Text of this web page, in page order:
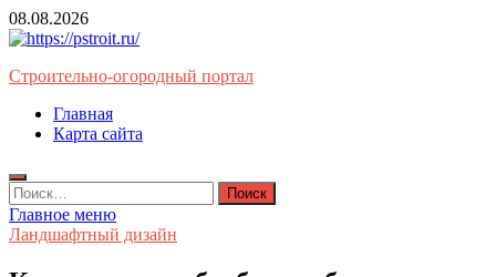
Перейти
к
08.08.2026
Строительно-огородный портал
Главная
Карта сайта
Найти:
Главное меню
Ландшафтный дизайн